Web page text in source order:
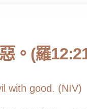
。(羅
with good. (NIV)